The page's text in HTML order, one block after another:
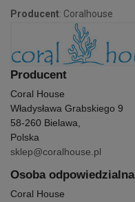
Producent: Coralhouse
Producent
Coral House
Władysława Grabskiego 9
58-260 Bielawa,
Polska
sklep@coralhouse.pl
Osoba odpowiedzialna
Coral House